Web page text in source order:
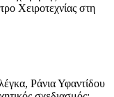
Χειροτεχνίας στη
Ράνια Υφαντίδου